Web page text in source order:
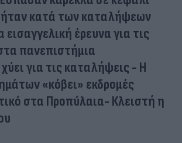
κατά των καταλήψεων
έρευνα για τις
πανεπιστήμια
για τις καταλήψεις - Η
«κόβει» εκδρομές
στα Προπύλαια- Κλειστή η